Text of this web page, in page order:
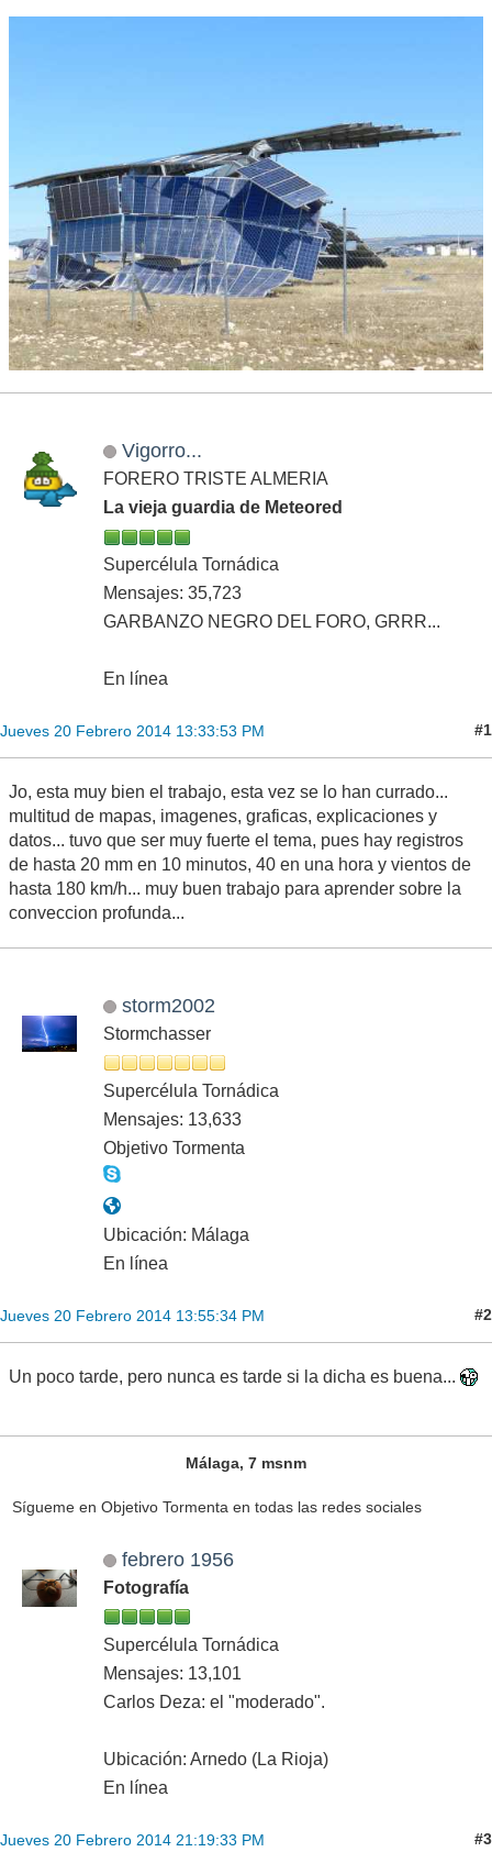
Vigorro...
FORERO TRISTE ALMERIA
La vieja guardia de Meteored
Supercélula Tornádica
Mensajes: 35,723
GARBANZO NEGRO DEL FORO, GRRR...
En línea
Jueves 20 Febrero 2014 13:33:53 PM #1
Jo, esta muy bien el trabajo, esta vez se lo han currado...
multitud de mapas, imagenes, graficas, explicaciones y
datos... tuvo que ser muy fuerte el tema, pues hay registros
de hasta 20 mm en 10 minutos, 40 en una hora y vientos de
hasta 180 km/h... muy buen trabajo para aprender sobre la
conveccion profunda...
storm2002
Stormchasser
Supercélula Tornádica
Mensajes: 13,633
Objetivo Tormenta
Ubicación: Málaga
En línea
Jueves 20 Febrero 2014 13:55:34 PM #2
Un poco tarde, pero nunca es tarde si la dicha es buena...
Málaga, 7 msnm
Sígueme en Objetivo Tormenta en todas las redes sociales
febrero 1956
Fotografía
Supercélula Tornádica
Mensajes: 13,101
Carlos Deza: el "moderado".
Ubicación: Arnedo (La Rioja)
En línea
Jueves 20 Febrero 2014 21:19:33 PM #3